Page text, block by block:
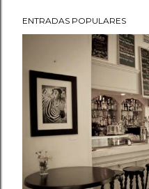
ENTRADAS POPULARES